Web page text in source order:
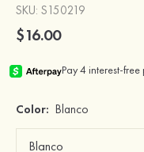
SKU: S150219
$16.00
Color: Blanco